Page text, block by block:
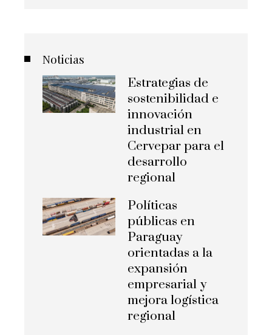
Noticias
Estrategias de
sostenibilidad e
innovación
industrial en
Cervepar para el
desarrollo
regional
Políticas
públicas en
Paraguay
orientadas a la
expansión
empresarial y
mejora logística
regional